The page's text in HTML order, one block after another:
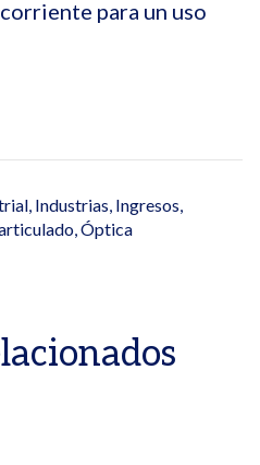
para un uso
, Industrias, Ingresos,
,Óptica